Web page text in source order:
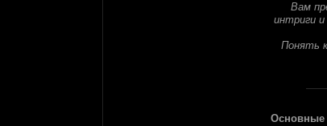
Вам
интриги
Понять
Основные